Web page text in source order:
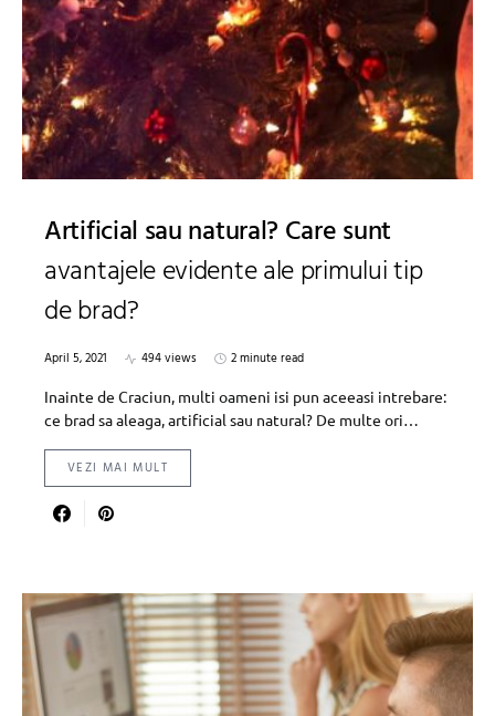
Artificial sau natural? Care sunt
avantajele evidente ale primului tip
de brad?
April 5, 2021 494 views
2 minute read
Inainte de Craciun, multi oameni isi pun aceeasi intrebare:
ce brad sa aleaga, artificial sau natural? De multe ori…
VEZI MAI MULT